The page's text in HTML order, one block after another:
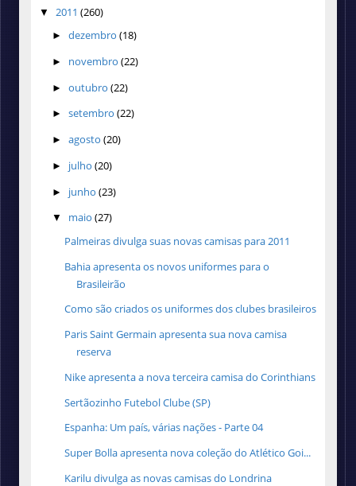
▼ 2011 (260)
► dezembro (18)
► novembro (22)
► outubro (22)
► setembro (22)
► agosto (20)
► julho (20)
► junho (23)
▼ maio (27)
Palmeiras divulga suas novas camisas para 2011
Bahia apresenta os novos uniformes para o
Brasileirão
Como são criados os uniformes dos clubes brasileiros
Paris Saint Germain apresenta sua nova camisa
reserva
Nike apresenta a nova terceira camisa do Corinthians
Sertãozinho Futebol Clube (SP)
Espanha: Um país, várias nações - Parte 04
Super Bolla apresenta nova coleção do Atlético Goi...
Karilu divulga as novas camisas do Londrina